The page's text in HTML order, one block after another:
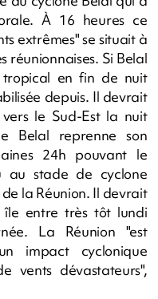
À 16 heures ce
extrêmes" se situait à
réunionnaises. Si Belal
en fin de nuit
depuis. Il devrait
le Sud-Est la nuit
Belal reprenne son
24h pouvant le
au stade de cyclone
la Réunion. Il devrait
entre très tôt lundi
La Réunion "est
impact cyclonique
vents dévastateurs",